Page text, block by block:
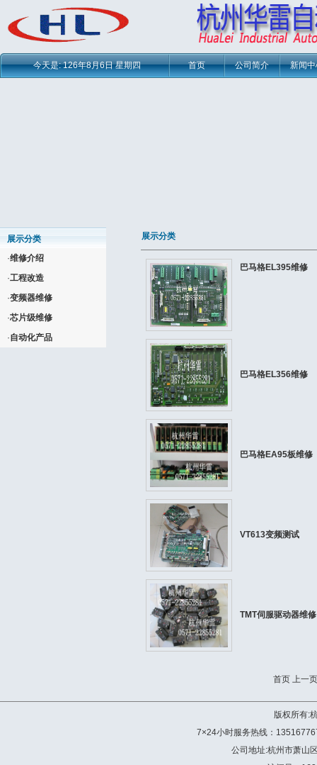
新闻
公司简介
首页
今天是:126年8月6日 星期四
展示分类
·维修介绍
·工程改造
·变频器维修
·芯片级维修
·自动化产品
展示分类
巴马格EL395维修
巴马格EL356维修
巴马格EA95板维修
VT613变频测试
TMT伺服驱动器维修
首页 上一页
版权所有:
7×24小时服务热线：
公司地址:杭州市萧山